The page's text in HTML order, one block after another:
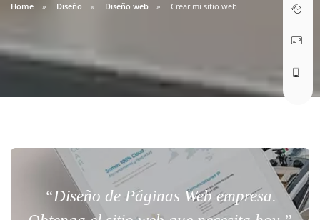
Home Diseño Diseño web Crear mi sitio web
“Diseño de Páginas Web empresa.